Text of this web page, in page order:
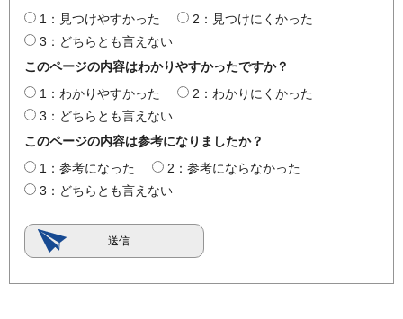
1：見つけやすかった
2：見つけにくかった
3：どちらとも言えない
このページの内容はわかりやすかったですか？
1：わかりやすかった
2：わかりにくかった
3：どちらとも言えない
このページの内容は参考になりましたか？
1：参考になった
2：参考にならなかった
3：どちらとも言えない